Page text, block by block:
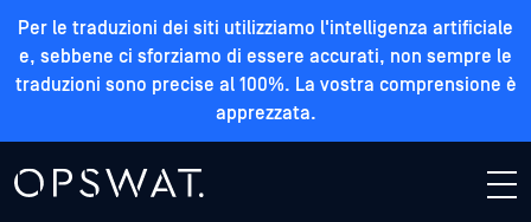
Per le traduzioni dei siti utilizziamo l'intelligenza artificiale
e, sebbene ci sforziamo di essere accurati, non sempre le
traduzioni sono precise al 100%. La vostra comprensione è
apprezzata.